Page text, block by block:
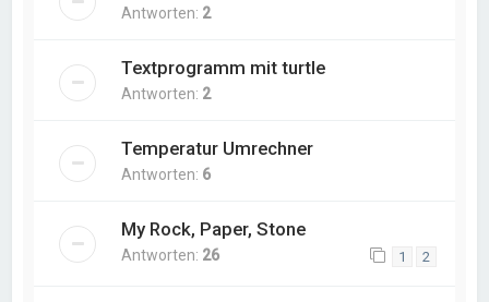
Antworten: 2
Textprogramm mit turtle
Antworten: 2
Temperatur Umrechner
Antworten: 6
My Rock, Paper, Stone
Antworten: 26 1 2